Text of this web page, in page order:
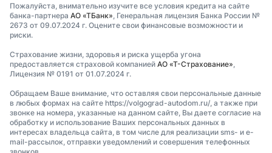
Пожалуйста, внимательно изучите все условия кредита на сайте
банка-партнера АО «ТБанк» , Генеральная лицензия Банка России №
2673 от 09.07.2024 г. Оцените свои финансовые возможности и
риски.
Страхование жизни, здоровья и риска ущерба угона
предоставляется страховой компанией АО «Т-Страхование»
Лицензия № 0191 от 01.07.2024 г.
Обращаем Ваше внимание, что оставляя свои персональные данные
в любых формах на сайте https://volgograd-autodom.ru/, а также при
звонке на номера, указанные на данном сайте, Вы даете согласие на
обработку и использование Ваших персональных данных в
интересах владельца сайта, в том числе для реализации sms- и e-
mail-рассылок, отправки уведомлений и совершения телефонных